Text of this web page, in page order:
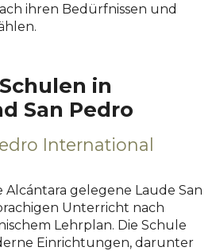
ihren Bedürfnissen und
in
San Pedro
International
Alcántara gelegene Laude San
Unterricht nach
Lehrplan. Die Schule
Einrichtungen, darunter